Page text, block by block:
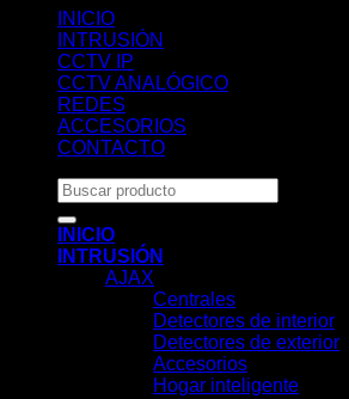
INICIO
INTRUSIÓN
CCTV IP
CCTV ANALÓGICO
REDES
ACCESORIOS
CONTACTO
Buscar
por:
INICIO
INTRUSIÓN
AJAX
Centrales
Detectores de interior
Detectores de exterior
Accesorios
Hogar inteligente